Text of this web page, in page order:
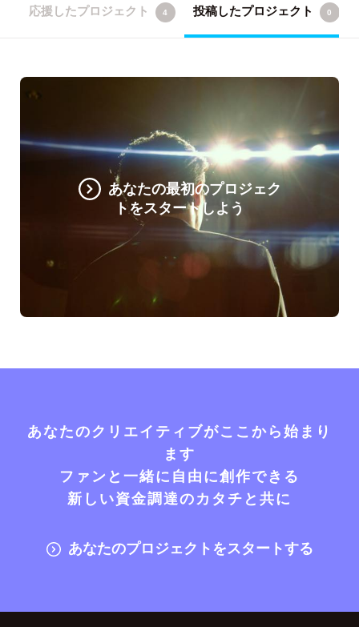
応援したプロジェクト 4 投稿したプロジェクト 0
あなたの最初のプロジェク
トをスタートしよう
あなたのクリエイティブがここから始まり
ます
ファンと一緒に自由に創作できる
新しい資金調達のカタチと共に
あなたのプロジェクトをスタートする